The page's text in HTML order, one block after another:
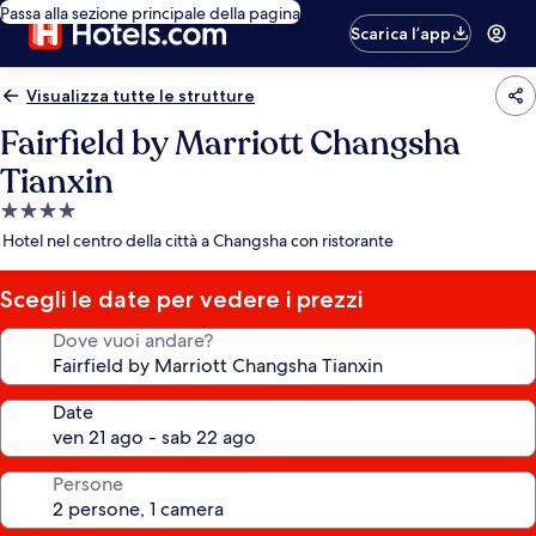
Passa alla sezione principale della pagina
Scarica l’app
Visualizza tutte le strutture
Fairfield by Marriott Changsha
Tianxin
Struttura
a
stelle
Hotel nel centro della città a Changsha con ristorante
Scegli le date per vedere i prezzi
Dove vuoi andare?
Date
Persone